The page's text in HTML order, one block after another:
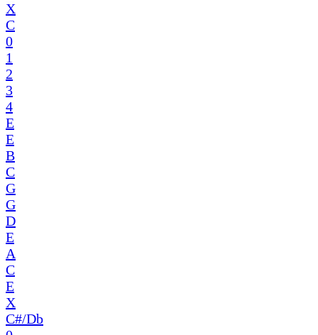
X
C
0
1
2
3
4
E
E
B
C
G
G
D
E
A
C
E
X
C#/Db